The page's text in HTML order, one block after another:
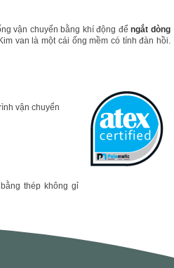
vận chuyển bằng khí động đểngắt dòng
Kim van là một cái ống mềm có tính đàn hồi.
vận chuyển
thép không gỉ
normes atex
certified
palamatic
process